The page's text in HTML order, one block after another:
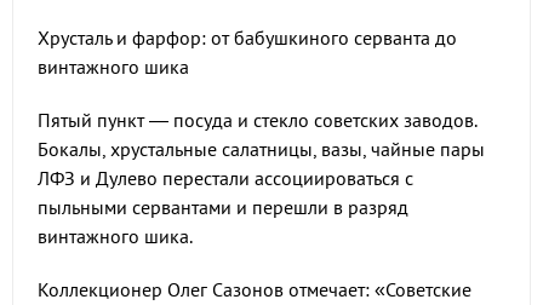
Хрусталь и фарфор: от бабушкиного серванта до
винтажного шика
Пятый пункт — посуда и стекло советских заводов.
Бокалы, хрустальные салатницы, вазы, чайные пары
ЛФЗ и Дулево перестали ассоциироваться с
пыльными сервантами и перешли в разряд
винтажного шика.
Коллекционер Олег Сазонов отмечает: «Советские